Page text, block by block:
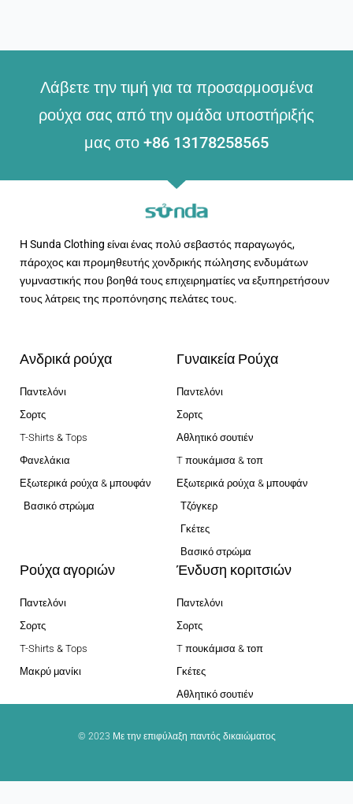
Λάβετε την τιμή για τα προσαρμοσμένα
ρούχα σας από την ομάδα υποστήριξής
μας στο +86 13178258565
Η Sunda Clothing είναι ένας πολύ σεβαστός παραγωγός,
πάροχος και προμηθευτής χονδρικής πώλησης ενδυμάτων
γυμναστικής που βοηθά τους επιχειρηματίες να εξυπηρετήσουν
τους λάτρεις της προπόνησης πελάτες τους.
Ανδρικά ρούχα
Παντελόνι
Σορτς
T-Shirts & Tops
Φανελάκια
Εξωτερικά ρούχα & μπουφάν
Βασικό στρώμα
Γυναικεία Ρούχα
Παντελόνι
Σορτς
Αθλητικό σουτιέν
T πουκάμισα & τοπ
Εξωτερικά ρούχα & μπουφάν
Τζόγκερ
Γκέτες
Βασικό στρώμα
Ρούχα αγοριών
Παντελόνι
Σορτς
T-Shirts & Tops
Μακρύ μανίκι
Ένδυση κοριτσιών
Παντελόνι
Σορτς
T πουκάμισα & τοπ
Γκέτες
Αθλητικό σουτιέν
© 2023 Με την επιφύλαξη παντός δικαιώματος